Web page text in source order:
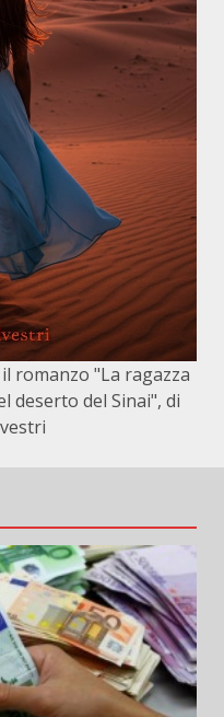
romanzo "La ragazza
deserto del Sinai", di